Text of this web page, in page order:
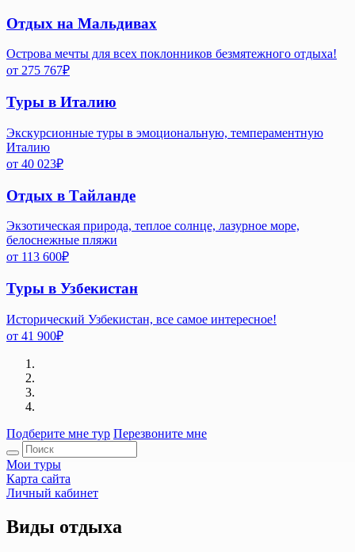
Отдых на Мальдивах
Острова мечты для всех поклонников безмятежного отдыха!
от 275 767₽
Туры в Италию
Экскурсионные туры в эмоциональную, темпераментную
Италию
от 40 023₽
Отдых в Тайланде
Экзотическая природа, теплое солнце, лазурное море,
белоснежные пляжи
от 113 600₽
Туры в Узбекистан
Исторический Узбекистан, все самое интересное!
от 41 900₽
Подберите мне тур Перезвоните мне
Мои туры
Карта сайта
Личный кабинет
Виды отдыха